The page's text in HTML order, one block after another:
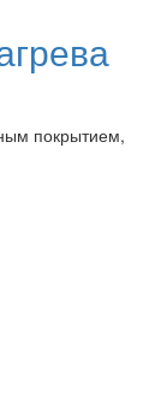
покрытием,